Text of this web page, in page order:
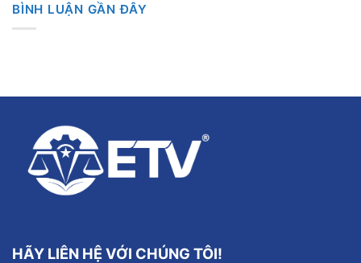
BÌNH LUẬN GẦN ĐÂY
HÃY LIÊN HỆ VỚI CHÚNG TÔI!